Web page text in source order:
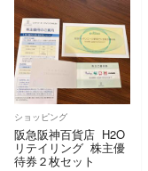
ショッピング
阪急阪神百貨店 H2O
リテイリング 株主優
待券２枚セット